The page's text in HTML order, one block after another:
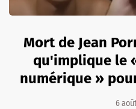
Mort de Jean
qu'implique le
numérique »
6